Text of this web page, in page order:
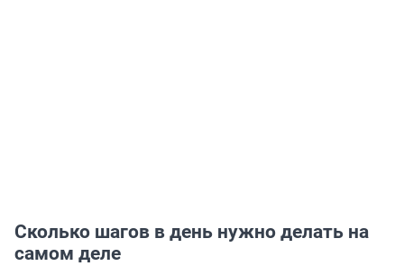
Сколько шагов в день нужно делать на
самом деле